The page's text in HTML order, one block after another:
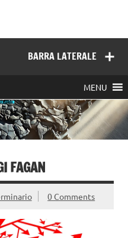
BARRA LATERALE
MENU
FAGAN
0 Comments